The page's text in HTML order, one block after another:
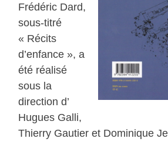
Frédéric Dard,
sous-titré
« Récits
d’enfance », a
été réalisé
sous la
direction d’
Hugues Galli,
Thierry Gautier et Dominique